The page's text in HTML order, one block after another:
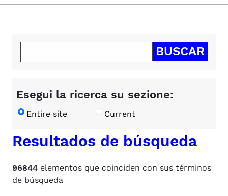
Esegui la ricerca su sezione:
Entire site Current
Resultados de búsqueda
96844 elementos que coinciden con sus términos
de búsqueda